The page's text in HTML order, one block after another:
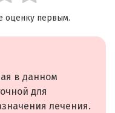
оценку первым.
в данном
для
лечения.